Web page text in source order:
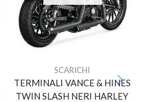
SCARICHI
TERMINALI VANCE & HINES
TWIN SLASH NERI HARLEY